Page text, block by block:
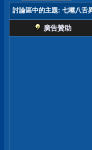
討論區中的主題: 七嘴八舌
廣告贊助